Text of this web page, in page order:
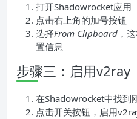
打开Shadowrocket应用
点击右上角的加号按钮
选择From Clipboard ，
置信息
步骤三：启用v2ray
在Shadowrocket中找到
点击开关按钮，启用